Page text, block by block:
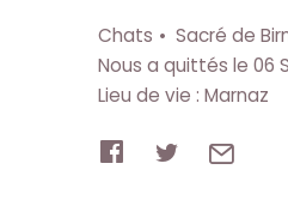
Chats Sacré de
Nous a quittés le 06
Lieu de vie : Marnaz